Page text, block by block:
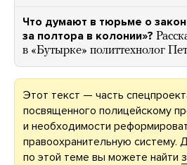
Что думают в тюрьме о
за полтора в колонии»?
в «Бутырке» политтехнолог
Этот текст — часть
посвященного полицейскому
и необходимости
правоохранительную систему.
по этой теме вы можете найти